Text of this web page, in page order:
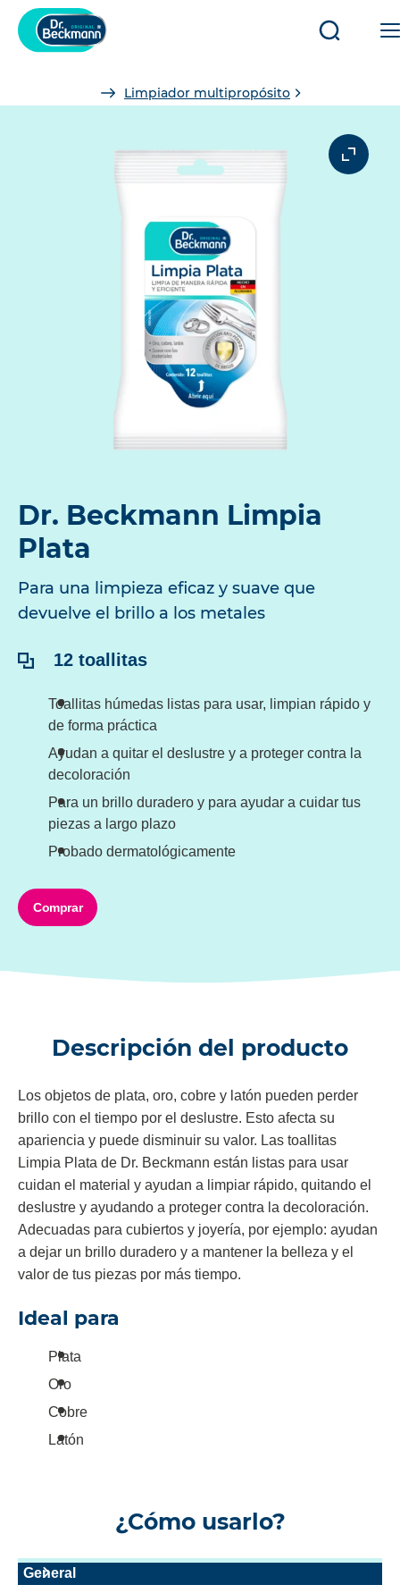
Abrir/
Limpiador multipropósito
Dr. Beckmann Limpia
Plata
Para una limpieza eficaz y suave que
devuelve el brillo a los metales
Contenido:
12 toallitas
Toallitas húmedas listas para usar, limpian rápido y
de forma práctica
Ayudan a quitar el deslustre y a proteger contra la
decoloración
Para un brillo duradero y para ayudar a cuidar tus
piezas a largo plazo
Probado dermatológicamente
Comprar
Descripción del producto
Los objetos de plata, oro, cobre y latón pueden perder
brillo con el tiempo por el deslustre. Esto afecta su
apariencia y puede disminuir su valor. Las toallitas
Limpia Plata de Dr. Beckmann están listas para usar
cuidan el material y ayudan a limpiar rápido, quitando el
deslustre y ayudando a proteger contra la decoloración.
Adecuadas para cubiertos y joyería, por ejemplo: ayudan
a dejar un brillo duradero y a mantener la belleza y el
valor de tus piezas por más tiempo.
Ideal para
Plata
Oro
Cobre
Latón
¿Cómo usarlo?
General